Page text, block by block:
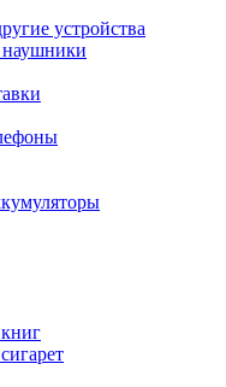
устройства
наушники